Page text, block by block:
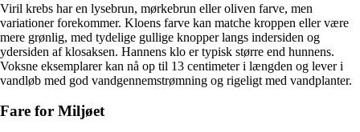
Viril krebs har en lysebrun, mørkebrun eller oliven farve, men
variationer forekommer. Kloens farve kan matche kroppen eller være
mere grønlig, med tydelige gullige knopper langs indersiden og
ydersiden af klosaksen. Hannens klo er typisk større end hunnens.
Voksne eksemplarer kan nå op til 13 centimeter i længden og lever i
vandløb med god vandgennemstrømning og rigeligt med vandplanter.
Fare for Miljøet